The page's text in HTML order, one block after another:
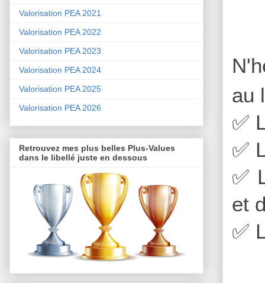
au
✅
✅
✅
et
✅
Valorisation PEA 2021
Valorisation PEA 2022
Valorisation PEA 2023
Valorisation PEA 2024
Valorisation PEA 2025
Valorisation PEA 2026
Retrouvez mes plus belles Plus-Values
dans le libellé juste en dessous